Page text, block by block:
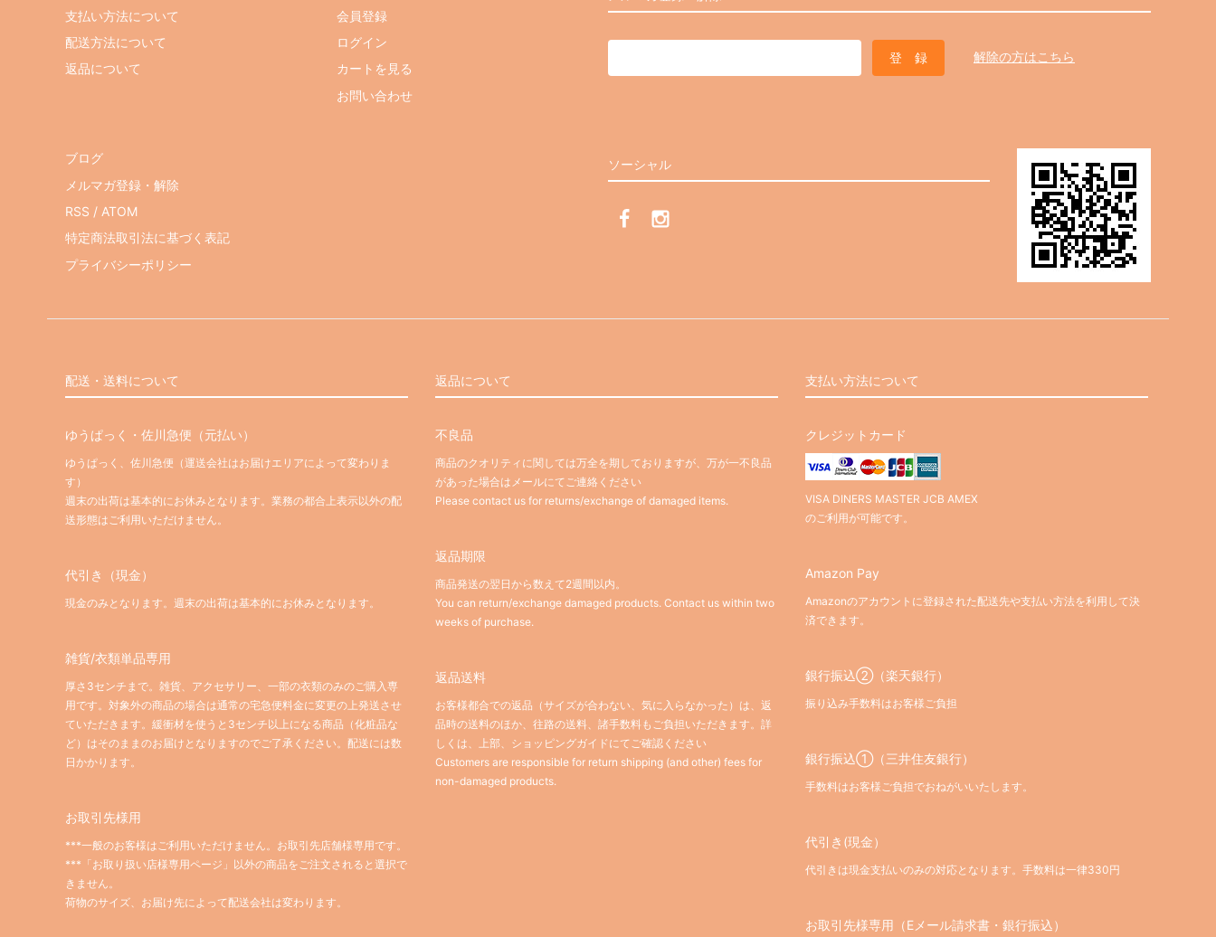
解除の方はこちら
支払い方法について
配送方法について
返品について
会員登録
ログイン
カートを見る
お問い合わせ
ソーシャル
ブログ
メルマガ登録・解除
RSS / ATOM
特定商法取引法に基づく表記
プライバシーポリシー
配送・送料について
ゆうぱっく・佐川急便（元払い）
ゆうぱっく、佐川急便（運送会社はお届けエリアによって変わりま
す）
週末の出荷は基本的にお休みとなります。業務の都合上表示以外の配
送形態はご利用いただけません。
代引き（現金）
現金のみとなります。週末の出荷は基本的にお休みとなります。
雑貨/衣類単品専用
厚さ3センチまで。雑貨、アクセサリー、一部の衣類のみのご購入専
用です。対象外の商品の場合は通常の宅急便料金に変更の上発送させ
ていただきます。緩衝材を使うと3センチ以上になる商品（化粧品な
ど）はそのままのお届けとなりますのでご了承ください。配送には数
日かかります。
お取引先様用
***一般のお客様はご利用いただけません。お取引先店舗様専用です。
***「お取り扱い店様専用ページ」以外の商品をご注文されると選択で
きません。
荷物のサイズ、お届け先によって配送会社は変わります。
返品について
不良品
商品のクオリティに関しては万全を期しておりますが、万が一不良品
があった場合はメールにてご連絡ください
Please contact us for returns/exchange of damaged items.
返品期限
商品発送の翌日から数えて2週間以内。
You can return/exchange damaged products. Contact us within two
weeks of purchase.
返品送料
お客様都合での返品（サイズが合わない、気に入らなかった）は、返
品時の送料のほか、往路の送料、諸手数料もご負担いただきます。詳
しくは、上部、ショッピングガイドにてご確認ください
Customers are responsible for return shipping (and other) fees for
non-damaged products.
支払い方法について
クレジットカード
VISA DINERS MASTER JCB AMEX
のご利用が可能です。
Amazon Pay
Amazonのアカウントに登録された配送先や支払い方法を利用して決
済できます。
銀行振込②（楽天銀行）
振り込み手数料はお客様ご負担
銀行振込①（三井住友銀行）
手数料はお客様ご負担でおねがいいたします。
代引き(現金）
代引きは現金支払いのみの対応となります。手数料は一律330円
お取引先様専用（Eメール請求書・銀行振込）